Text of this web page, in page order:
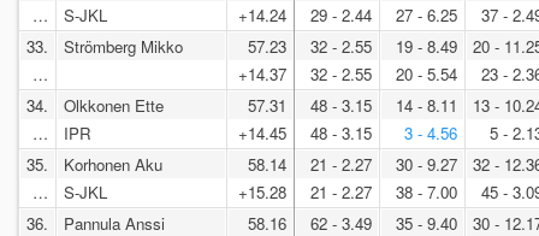
…
S-JKL
+14.24
29 - 2.44
27 - 6.25
37 -
33.
…
Strömberg Mikko
57.23
+14.37
32 - 2.55
32 - 2.55
19 - 8.49
20 - 5.54
20 -
23 -
34.
…
Olkkonen Ette
IPR
57.31
+14.45
48 - 3.15
48 - 3.15
14 - 8.11
3 - 4.56
13 -
5 -
35.
…
Korhonen Aku
S-JKL
58.14
+15.28
21 - 2.27
21 - 2.27
30 - 9.27
38 - 7.00
32 -
45 -
36.
Pannula Anssi
58.16
62 - 3.49
35 - 9.40
30 -